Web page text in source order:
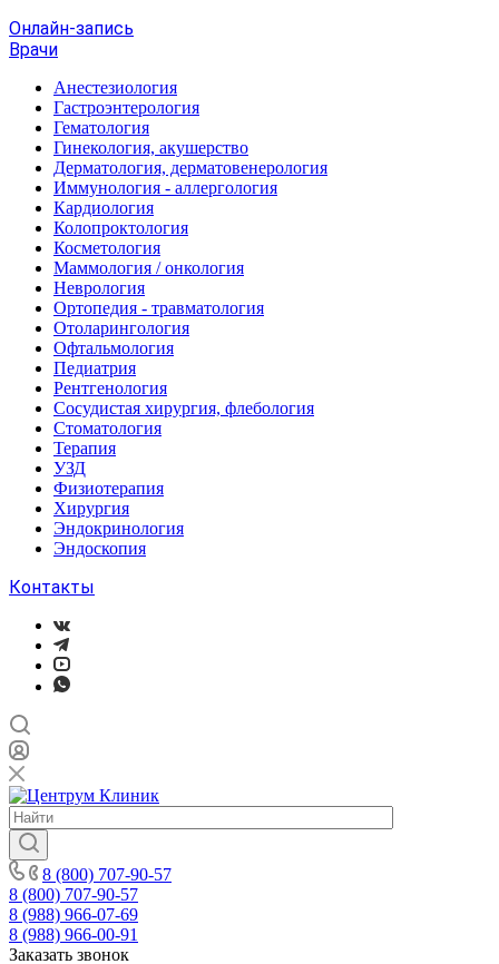
Онлайн-запись
Врачи
Анестезиология
Гастроэнтерология
Гематология
Гинекология, акушерство
Дерматология, дерматовенерология
Иммунология - аллергология
Кардиология
Колопроктология
Косметология
Маммология / онкология
Неврология
Ортопедия - травматология
Отоларингология
Офтальмология
Педиатрия
Рентгенология
Сосудистая хирургия, флебология
Стоматология
Терапия
УЗД
Физиотерапия
Хирургия
Эндокринология
Эндоскопия
Контакты
8 (800) 707-90-57
8 (800) 707-90-57
8 (988) 966-07-69
8 (988) 966-00-91
Заказать звонок